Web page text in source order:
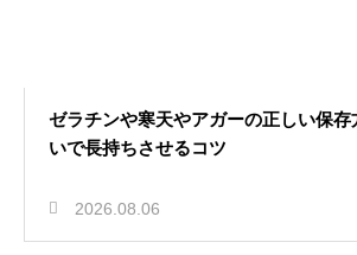
ゼラチンや寒天やアガーの正しい保
いで長持ちさせるコツ
2026.08.06